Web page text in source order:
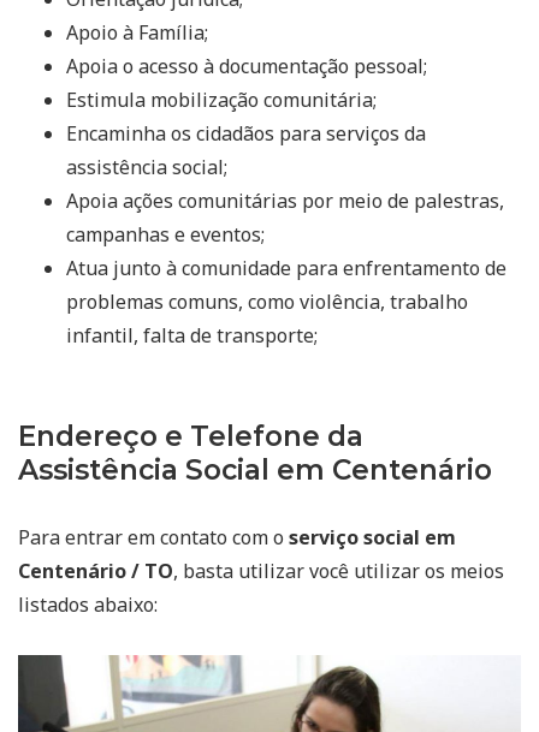
Apoio à Família;
Apoia o acesso à documentação pessoal;
Estimula mobilização comunitária;
Encaminha os cidadãos para serviços da
assistência social;
Apoia ações comunitárias por meio de palestras,
campanhas e eventos;
Atua junto à comunidade para enfrentamento de
problemas comuns, como violência, trabalho
infantil, falta de transporte;
Endereço e Telefone da
Assistência Social em Centenário
Para entrar em contato com o serviço social em
Centenário / TO, basta utilizar você utilizar os meios
listados abaixo: